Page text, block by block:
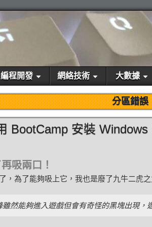
編程開發 網絡技術 大數據
分區錯誤
BootCamp 安裝
吸兩口！
，為了能夠吸上它，我也是廢了九牛二虎
然能夠進入遊戲但會有奇怪的黑塊出現，